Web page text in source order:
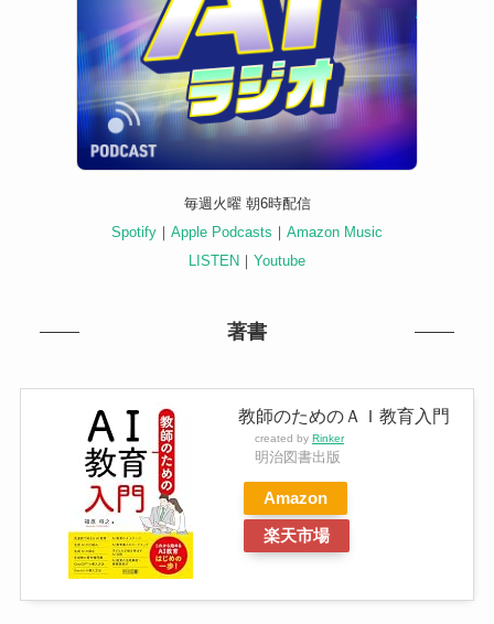
毎週火曜 朝6時配信
Spotify ｜ Apple Podcasts ｜ Amazon Music
LISTEN ｜ Youtube
著書
教師のためのＡＩ教育入門
created by Rinker
明治図書出版
Amazon
楽天市場